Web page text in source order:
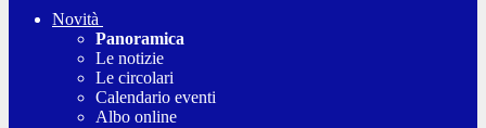
Novità
Panoramica
Le notizie
Le circolari
Calendario eventi
Albo online